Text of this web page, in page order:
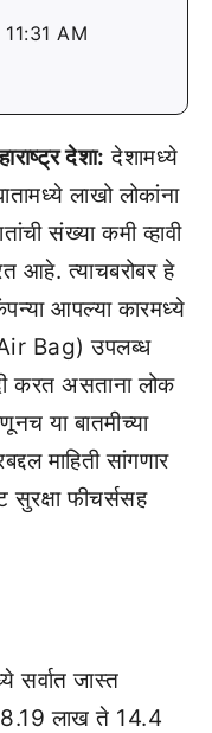
AM
देशा: देशामध्ये
लाखो लोकांना
संख्या कमी व्हावी
आहे. त्याचबरोबर हे
आपल्या कारमध्ये
Bag) उपलब्ध
करत असताना लोक
या बातमीच्या
माहिती सांगणार
सुरक्षा फीचर्ससह
सर्वात जास्त
8.19 लाख ते 14.4